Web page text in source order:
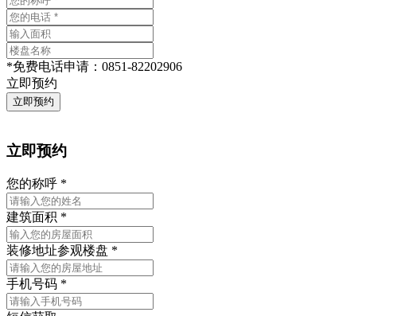
*免费电话申请： 0851-82202906
立即预约
立即预约
您的称呼 *
建筑面积 *
装修地址参观楼盘 *
手机号码 *